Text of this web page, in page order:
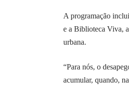
A programação
e a Biblioteca Viva,
urbana.
“Para nós, o
acumular, quando,